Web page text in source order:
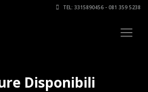
TEL: 3315890456 - 081 359 5238
Disponibili